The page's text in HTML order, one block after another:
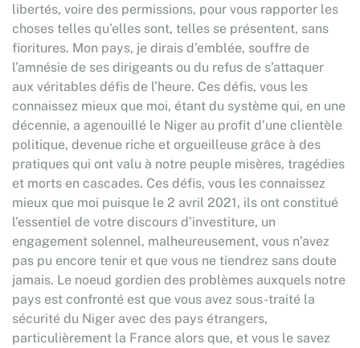
libertés, voire des permissions, pour vous rapporter les
choses telles qu’elles sont, telles se présentent, sans
fioritures. Mon pays, je dirais d’emblée, souffre de
l’amnésie de ses dirigeants ou du refus de s’attaquer
aux véritables défis de l’heure. Ces défis, vous les
connaissez mieux que moi, étant du système qui, en une
décennie, a agenouillé le Niger au profit d’une clientèle
politique, devenue riche et orgueilleuse grâce à des
pratiques qui ont valu à notre peuple misères, tragédies
et morts en cascades. Ces défis, vous les connaissez
mieux que moi puisque le 2 avril 2021, ils ont constitué
l’essentiel de votre discours d’investiture, un
engagement solennel, malheureusement, vous n’avez
pas pu encore tenir et que vous ne tiendrez sans doute
jamais. Le noeud gordien des problèmes auxquels notre
pays est confronté est que vous avez sous-traité la
sécurité du Niger avec des pays étrangers,
particulièrement la France alors que, et vous le savez